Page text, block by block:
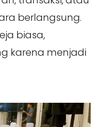
berlangsung.
biasa,
karena menjadi